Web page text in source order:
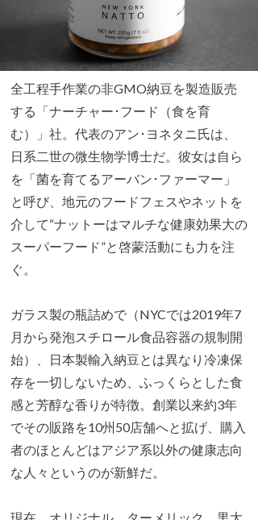
全工程手作業の非GMO納豆を製造販売
する「ナーチャー･フード（食を育
む）」社。代表のアン･ヨネタニ氏は、
日系二世の微生物学博士だ。彼女は自ら
を「菌を育てるアーバン･ファーマー」
と呼び、地元のフードフェスやネットを
介して“ナットーはマルチな健康効果大の
スーパーフード”と啓蒙活動にも力を注
ぐ。
ガラス製の瓶詰めで（NYCでは2019年7
月から発泡スチロール食品容器の規制開
始）、日本製輸入納豆とは異なり冷凍保
存を一切しないため、ふっくらとした食
感と芳醇な香りが特徴。創業以来約3年
でその販路を10州50店舗へと拡げ、購入
者のほとんどはアジア系以外の健康志向
な人々というのが新鮮だ。